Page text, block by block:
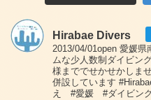
Hirabae Divers
2013/04/01open 愛媛県
ムな少人数制ダイビン
様まででせかせかしま
併設しています
え #愛媛 #ダイビン